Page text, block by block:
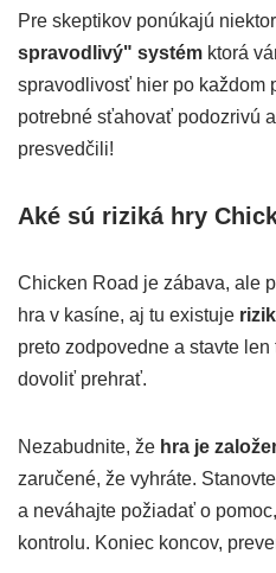
Pre skeptikov ponúkajú
spravodlivý" systém ktorá
spravodlivosť hier po každom
potrebné sťahovať podozrivú
presvedčili!
Aké sú riziká hry
Chicken Road je zábava, ale
hra v kasíne, aj tu existuje
preto zodpovedne a stavte
dovoliť prehrať.
Nezabudnite, že hra je
zaručené, že vyhráte.
a neváhajte požiadať o
kontrolu. Koniec koncov,